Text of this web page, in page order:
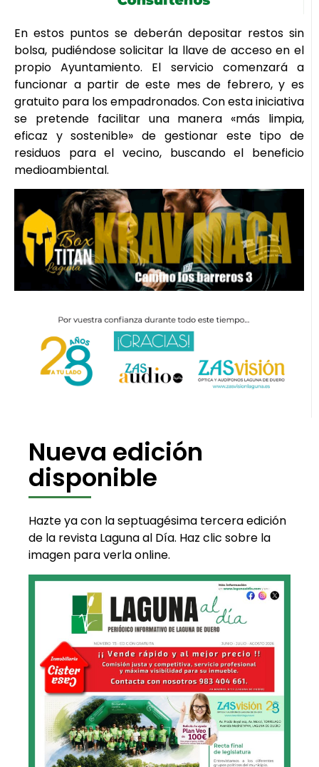
En estos puntos se deberán depositar restos sin
bolsa, pudiéndose solicitar la llave de acceso en el
propio Ayuntamiento. El servicio comenzará a
funcionar a partir de este mes de febrero, y es
gratuito para los empadronados. Con esta iniciativa
se pretende facilitar una manera «más limpia,
eficaz y sostenible» de gestionar este tipo de
residuos para el vecino, buscando el beneficio
medioambiental.
Nueva edición
disponible
Hazte ya con la septuagésima tercera edición
de la revista Laguna al Día. Haz clic sobre la
imagen para verla online.